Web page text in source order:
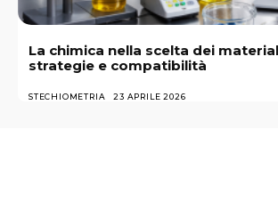
La chimica nella scelta dei
strategie e compatibilità
STECHIOMETRIA 23 APRILE 2026